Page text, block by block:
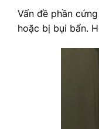
Vấn đề phần
hoặc bị bụi bẩn.